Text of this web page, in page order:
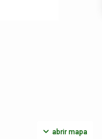
abrir mapa